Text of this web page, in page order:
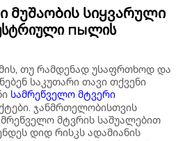
მუშაობის სიყვარული
пыლის
თუ რამდენად უსაფრთხოდ და
საკუთარი თავი თქვენი
სამრეწველო მტვერი
ჯანმრთელობისთვის
მტვრის საშუალებით
დიდ რისკს ადამიანის